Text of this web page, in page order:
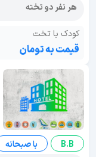
هر نفر دو تخته
کودک با تخت
قیمت به تومان
B.B
با صبحانه